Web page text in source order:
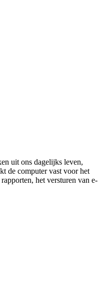
uit ons dagelijks leven,
de computer vast voor het
het versturen van e-